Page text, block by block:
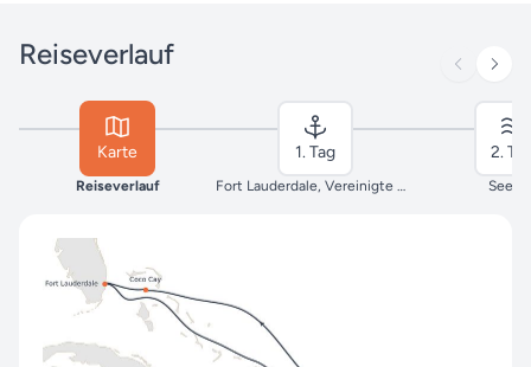
Reiseverlauf
Karte
Reiseverlauf
1. Tag 2.